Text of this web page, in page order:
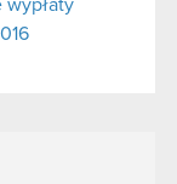
wypłaty